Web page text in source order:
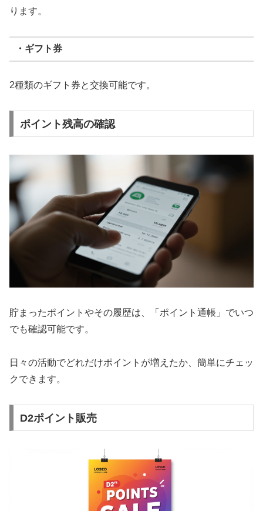
ります。
・ギフト券
2種類のギフト券と交換可能です。
ポイント残高の確認
貯まったポイントやその履歴は、「ポイント通帳」でいつ
でも確認可能です。
日々の活動でどれだけポイントが増えたか、簡単にチェッ
クできます。
D2ポイント販売